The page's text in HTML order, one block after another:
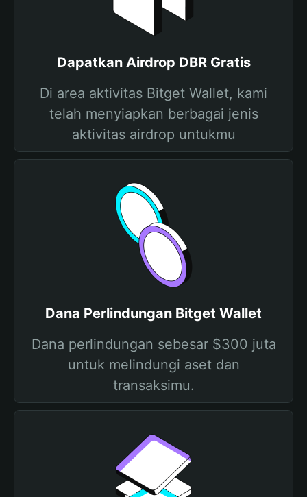
Dapatkan Airdrop DBR Gratis
Di area aktivitas Bitget Wallet, kami
telah menyiapkan berbagai jenis
aktivitas airdrop untukmu
Dana Perlindungan Bitget Wallet
Dana perlindungan sebesar $300 juta
untuk melindungi aset dan
transaksimu.